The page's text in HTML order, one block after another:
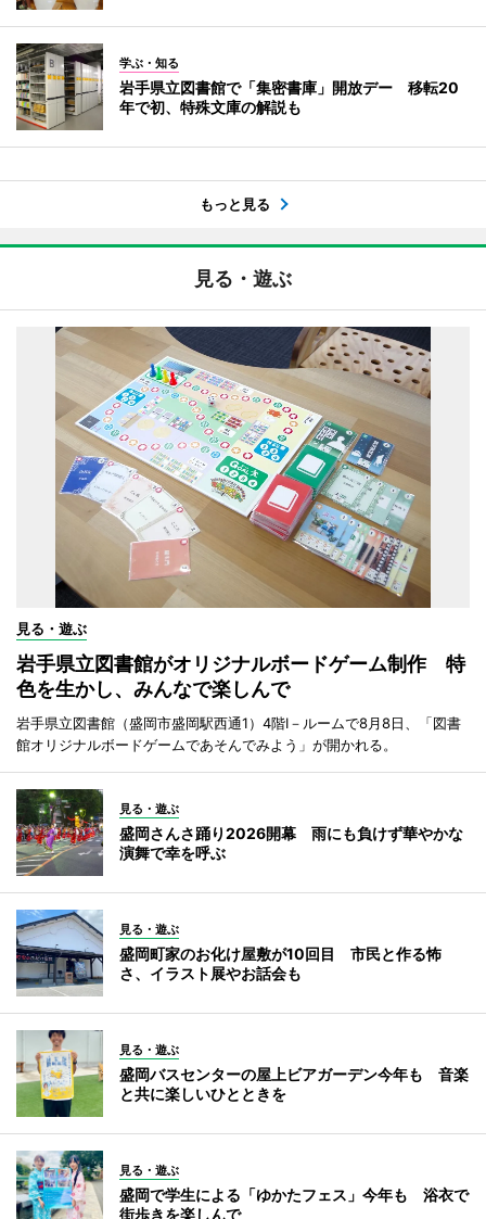
学ぶ・知る
岩手県立図書館で「集密書庫」開放デー 移転20
年で初、特殊文庫の解説も
もっと見る
見る・遊ぶ
見る・遊ぶ
岩手県立図書館がオリジナルボードゲーム制作 特
色を生かし、みんなで楽しんで
岩手県立図書館（盛岡市盛岡駅西通1）4階I－ルームで8月8日、「図書
館オリジナルボードゲームであそんでみよう」が開かれる。
見る・遊ぶ
盛岡さんさ踊り2026開幕 雨にも負けず華やかな
演舞で幸を呼ぶ
見る・遊ぶ
盛岡町家のお化け屋敷が10回目 市民と作る怖
さ、イラスト展やお話会も
見る・遊ぶ
盛岡バスセンターの屋上ビアガーデン今年も 音楽
と共に楽しいひとときを
見る・遊ぶ
盛岡で学生による「ゆかたフェス」今年も 浴衣で
街歩きを楽しんで